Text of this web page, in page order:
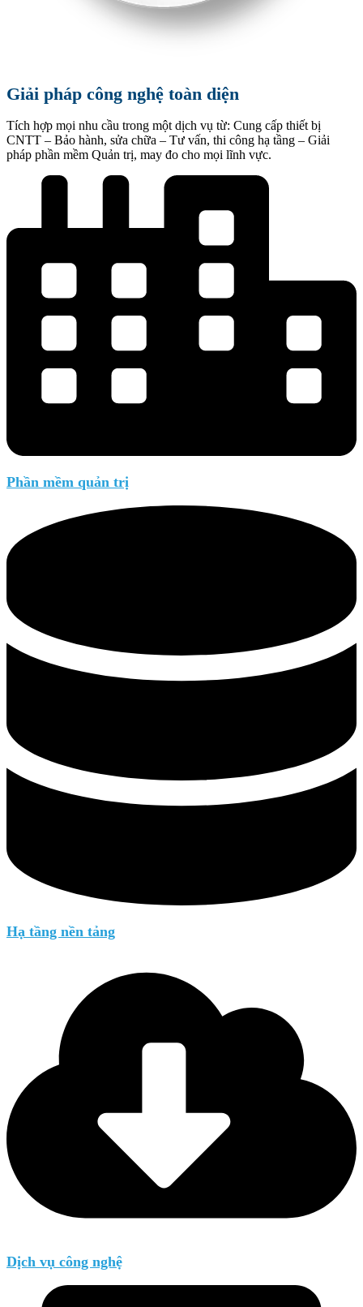
Giải pháp công nghệ toàn diện
Tích hợp mọi nhu cầu trong một dịch vụ từ: Cung cấp thiết bị
CNTT – Bảo hành, sửa chữa – Tư vấn, thi công hạ tầng – Giải
pháp phần mềm Quản trị, may đo cho mọi lĩnh vực.
Phần mềm quản trị
Hạ tầng nền tảng
Dịch vụ công nghệ